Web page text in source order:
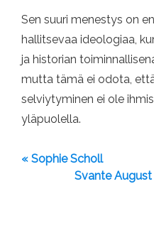
Sen suuri menestys on
hallitsevaa ideologiaa,
ja historian
mutta tämä ei odota,
selviytyminen ei ole
yläpuolella.
« Sophie Scholl
Svante August